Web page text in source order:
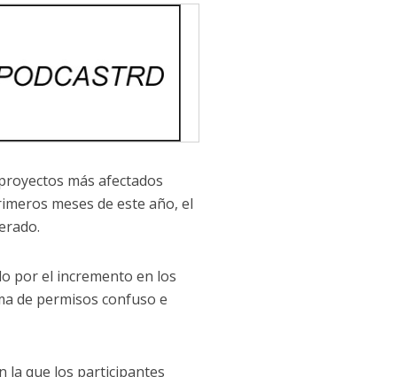
más afectados
meses de este año, el
por el incremento en los
de permisos confuso e
la que los participantes